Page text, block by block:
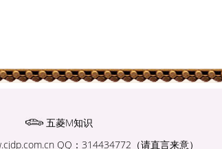
五菱M知识
QQ：314434772（请直言来意）